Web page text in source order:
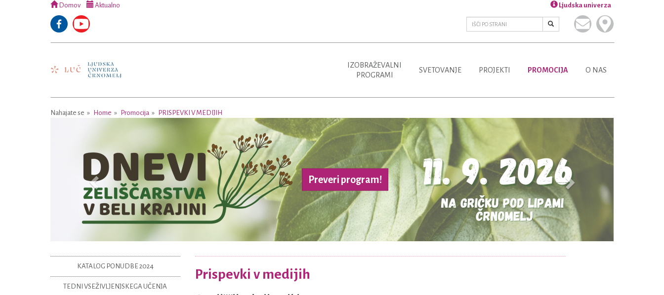
Domov Aktualno Ljudska univerza
IZOBRAŽEVALNI
PROGRAMI
SVETOVANJE PROJEKTI PROMOCIJA O NAS
Nahajate se Home Promocija PRISPEVKI V MEDIJIH
Preveri program!
Prispevki v medijih
KATALOG PONUDBE 2024
TEDNI VSEŽIVLJENJSKEGA UČENJA